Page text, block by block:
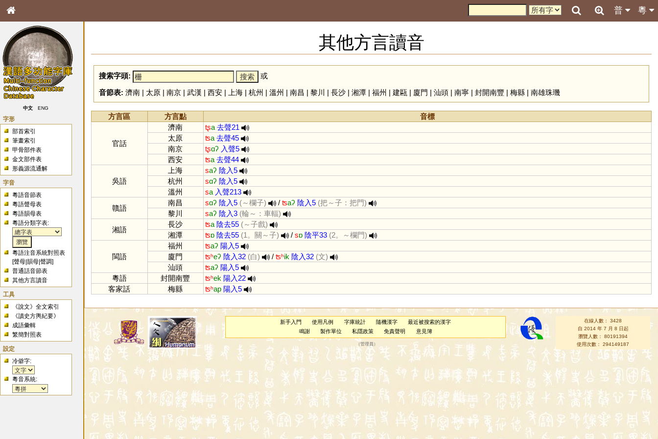
粵
普
中文 ENG
字形
部首索引
筆畫索引
甲骨部件表
金文部件表
形義源流通解
字音
粵語音節表
粵語聲母表
粵語韻母表
粵語分類字表:
粵語注音系統對照表
[聲母 |韻母 |聲調]
普通話音節表
其他方言讀音
工具
《說文》全文索引
《讀史方輿紀要》
成語彙輯
繁簡對照表
設定
冷僻字:
粵音系統:
其他方言讀音
搜索字頭:
或
音節表: 濟南| 太原| 南京| 武漢 | 西安| 上海| 杭州 | 溫州 | 南昌 | 黎川 | 長沙| 湘潭| 福州 | 建甌 | 廈門 | 汕頭| 南寧| 封開南豐 | 梅縣| 南雄珠璣
方言區 方言點 音標
官話
濟南 tʂa 去聲21
太原
ʦa 去聲45
南京
tʂɑʔ 入聲5
西安
ʦa 去聲44
吳語
上海 saʔ 陰入5
杭州
sɑʔ 陰入5
溫州
sa 入聲213
贛語
南昌 sɑʔ 陰入5 (～欄子) / ʦaʔ 陰入5 (把～子：把門)
黎川
saʔ 陰入3 (輪～：車輻)
湘語
長沙 ʦa 陰去55 (～子戲)
湘潭
ʦɒ 陰去55 (1。關～子) / sɒ 陰平33 (2。～欄門)
閩語
福州 ʦaʔ 陽入5
廈門
ʦʰeʔ 陰入32 (白) / ʦʰik 陰入32 (文)
汕頭
ʦaʔ 陽入5
粵語
封開南豐 ʦʰek 陽入22
客家話
梅縣 ʦʰap 陽入5
新手入門 使用凡例 字庫統計 隨機漢字
最近被搜索的漢字
鳴謝
製作單位 私隱政策 免責聲明 意見簿
（管理員 ）
在線人數： 3428
自 2014 年 7 月 8 日起
瀏覽人數： 80191394
使用次數： 294149187